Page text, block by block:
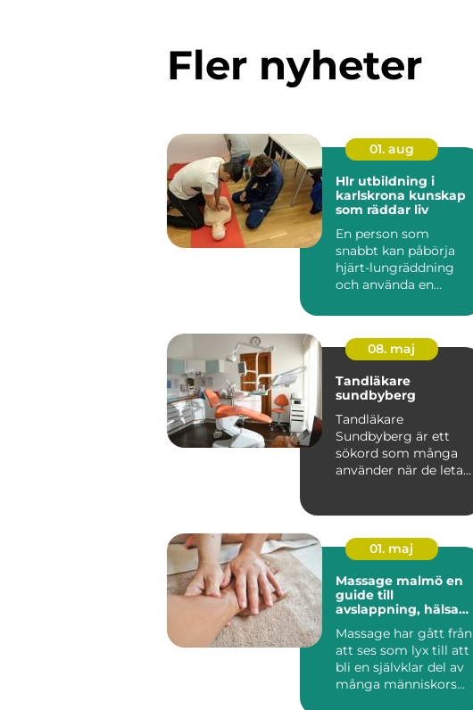
Fler nyheter
01. aug
Hlr utbildning i
karlskrona kunskap
som räddar liv
En person som
snabbt kan påbörja
hjärt-lungräddning
och använda en
skillnaden...
08. maj
Tandläkare
sundbyberg
Tandläkare
Sundbyberg är ett
sökord som många
använder när de letar
01. maj
Massage malmö en
guide till
avslappning, hälsa
Massage har gått från
att ses som lyx till att
bli en självklar del av
många människors